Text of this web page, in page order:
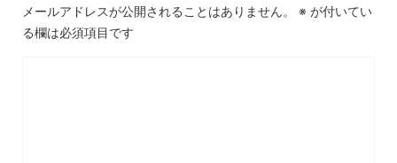
メールアドレスが公開されることはありません。 ※ が付いてい
る欄は必須項目です